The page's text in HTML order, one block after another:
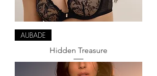
AUBADE
Hidden Treasure